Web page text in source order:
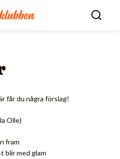
får du några förslag!
Olle)
fram
blir med glam